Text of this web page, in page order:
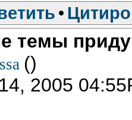
•
темы
()
2005